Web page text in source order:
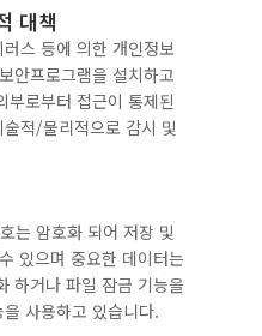
대책
스 등에 의한 개인정보
안프로그램을 설치하고
부로부터 접근이 통제된
적/물리적으로 감시 및
는 암호화 되어 저장 및
있으며 중요한 데이터는
하거나 파일 잠금 기능을
사용하고 있습니다.